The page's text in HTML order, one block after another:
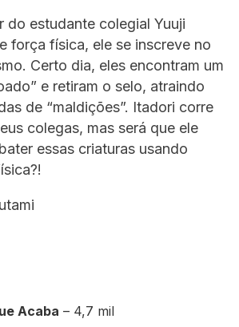
do estudante colegial Yuuji
força física, ele se inscreve no
Certo dia, eles encontram um
e retiram o selo, atraindo
de “maldições”. Itadori corre
colegas, mas será que ele
essas criaturas usando
Acaba – 4,7 mil